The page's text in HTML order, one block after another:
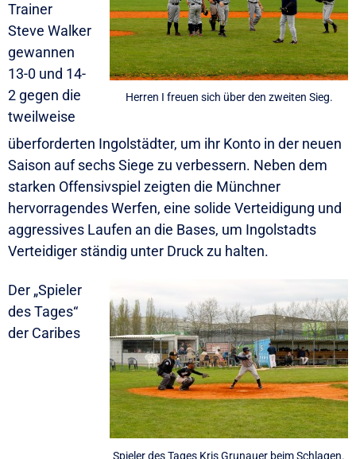
Herren I freuen sich über den zweiten Sieg.
Trainer
Steve Walker
gewannen
13-0 und 14-
2 gegen die
tweilweise
überforderten Ingolstädter, um ihr Konto in der neuen
Saison auf sechs Siege zu verbessern. Neben dem
starken Offensivspiel zeigten die Münchner
hervorragendes Werfen, eine solide Verteidigung und
aggressives Laufen an die Bases, um Ingolstadts
Verteidiger ständig unter Druck zu halten.
Spieler des Tages Kris Grunauer beim Schlagen.
Der „Spieler
des Tages“
der Caribes